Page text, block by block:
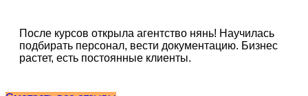
После курсов открыла агентство нянь! Научилась
подбирать персонал, вести документацию. Бизнес
растет, есть постоянные клиенты.